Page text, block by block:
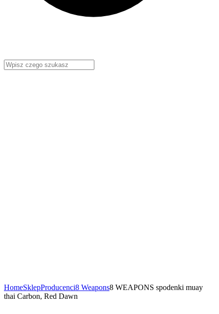
HomeSklepProducenci8 Weapons8 WEAPONS spodenki muay
thai Carbon, Red Dawn